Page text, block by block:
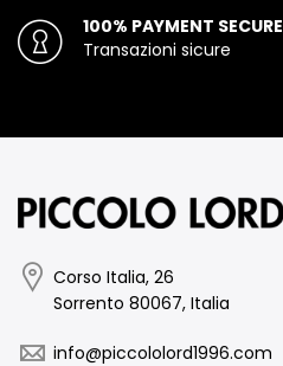
100% PAYMENT SECURE
Transazioni sicure
Corso Italia, 26
Sorrento 80067, Italia
info@piccololord1996.com